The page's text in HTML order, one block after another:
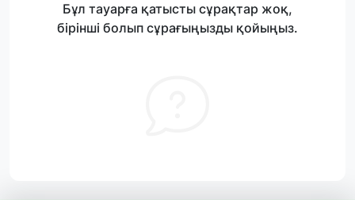
Бұл тауарға қатысты сұрақтар жоқ,
бірінші болып сұрағыңызды қойыңыз.